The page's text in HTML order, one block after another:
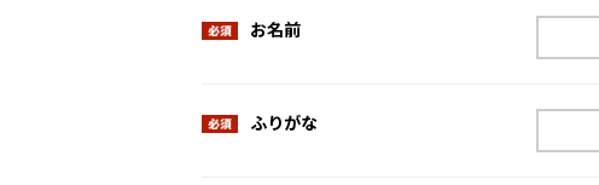
お名前
ふりがな